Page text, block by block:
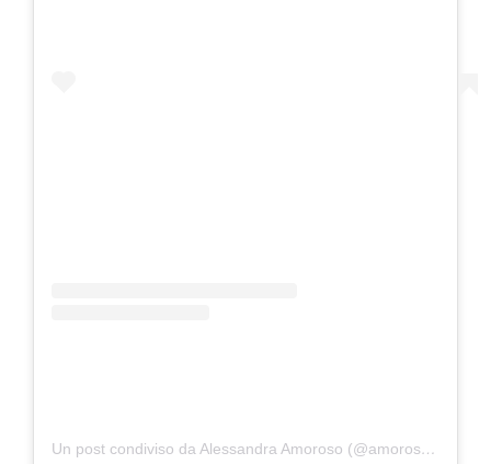
Un post condiviso da Alessandra Amoroso (@amorosoof)